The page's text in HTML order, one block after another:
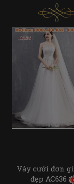
Váy cưới đơn
đẹp AC636